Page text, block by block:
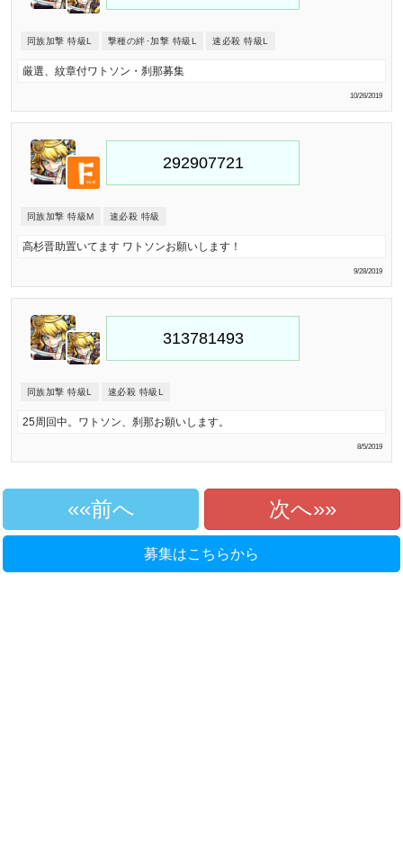
同族加撃 特級L 撃種の絆･加撃 特級L 速必殺 特級L
厳選、紋章付ワトソン・刹那募集
10/26/2019
同族加撃 特級M 速必殺 特級
高杉晋助置いてます ワトソンお願いします！
9/28/2019
同族加撃 特級L 速必殺 特級L
25周回中。ワトソン、刹那お願いします。
8/5/2019
«前へ 次へ»
募集はこちらから